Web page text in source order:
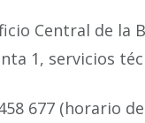
Central de la
1, servicios
677 (horario